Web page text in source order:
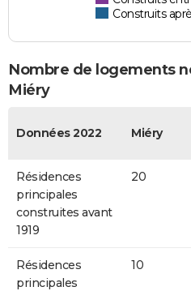
Construits
Nombre de logements
Miéry
Données 2022 Miéry
Résidences
principales
construites avant
1919
20
Résidences
principales
10